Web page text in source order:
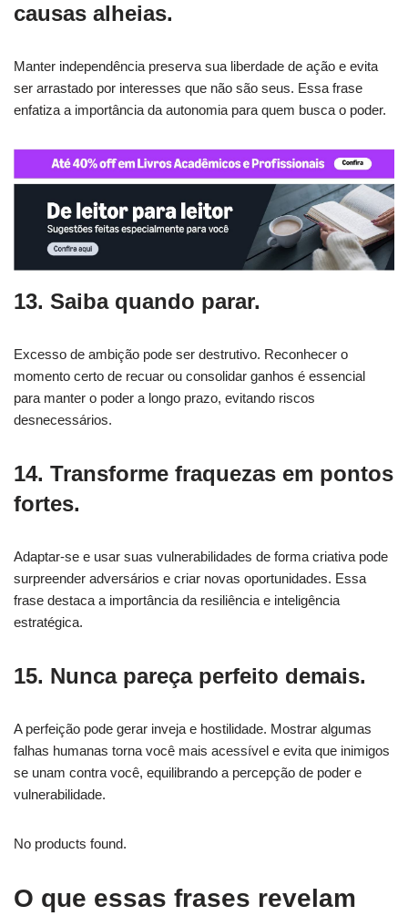
causas alheias.
Manter independência preserva sua liberdade de ação e evita
ser arrastado por interesses que não são seus. Essa frase
enfatiza a importância da autonomia para quem busca o poder.
13. Saiba quando parar.
Excesso de ambição pode ser destrutivo. Reconhecer o
momento certo de recuar ou consolidar ganhos é essencial
para manter o poder a longo prazo, evitando riscos
desnecessários.
14. Transforme fraquezas em pontos
fortes.
Adaptar-se e usar suas vulnerabilidades de forma criativa pode
surpreender adversários e criar novas oportunidades. Essa
frase destaca a importância da resiliência e inteligência
estratégica.
15. Nunca pareça perfeito demais.
A perfeição pode gerar inveja e hostilidade. Mostrar algumas
falhas humanas torna você mais acessível e evita que inimigos
se unam contra você, equilibrando a percepção de poder e
vulnerabilidade.
No products found.
O que essas frases revelam